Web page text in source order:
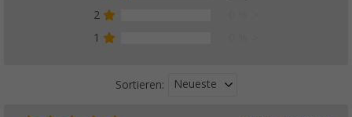
2
1
Sortieren: Neueste